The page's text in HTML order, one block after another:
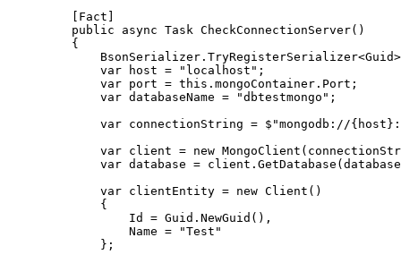
[Fact]
public
async Task CheckConnectionServer()
{
BsonSerializer . TryRegisterSerializer
var host = " localhost " ;
var port = this . mongoContainer . Port ;
var databaseName = "dbtestmongo " ;
var connectionString = $"mongodb://{ host
var client = new
var database = client . GetDatabase
var clientEntity = new Client()
{
Id = Guid . NewGuid (),
Name = "Test "
};